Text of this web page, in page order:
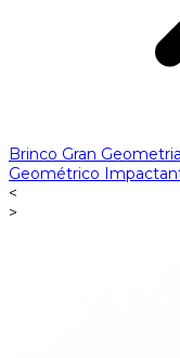
Brinco Gran
Geométrico
<
>